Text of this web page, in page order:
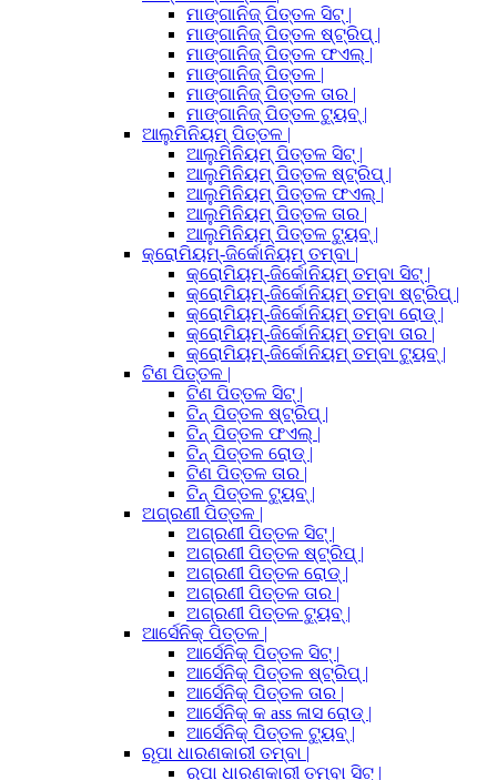
ମାଙ୍ଗାନିଜ୍ ପିତ୍ତଳ ସିଟ୍ |
ମାଙ୍ଗାନିଜ୍ ପିତ୍ତଳ ଷ୍ଟ୍ରିପ୍ |
ମାଙ୍ଗାନିଜ୍ ପିତ୍ତଳ ଫଏଲ୍ |
ମାଙ୍ଗାନିଜ୍ ପିତ୍ତଳ |
ମାଙ୍ଗାନିଜ୍ ପିତ୍ତଳ ତାର |
ମାଙ୍ଗାନିଜ୍ ପିତ୍ତଳ ଟ୍ୟୁବ୍ |
ଆଲୁମିନିୟମ୍ ପିତ୍ତଳ |
ଆଲୁମିନିୟମ୍ ପିତ୍ତଳ ସିଟ୍ |
ଆଲୁମିନିୟମ୍ ପିତ୍ତଳ ଷ୍ଟ୍ରିପ୍ |
ଆଲୁମିନିୟମ୍ ପିତ୍ତଳ ଫଏଲ୍ |
ଆଲୁମିନିୟମ୍ ପିତ୍ତଳ ତାର |
ଆଲୁମିନିୟମ୍ ପିତ୍ତଳ ଟ୍ୟୁବ୍ |
କ୍ରୋମିୟମ୍-ଜିର୍କୋନିୟମ୍ ତମ୍ବା |
କ୍ରୋମିୟମ୍-ଜିର୍କୋନିୟମ୍ ତମ୍ବା ସିଟ୍ |
କ୍ରୋମିୟମ୍-ଜିର୍କୋନିୟମ୍ ତମ୍ବା ଷ୍ଟ୍ରିପ୍ |
କ୍ରୋମିୟମ୍-ଜିର୍କୋନିୟମ୍ ତମ୍ବା ରୋଡ୍ |
କ୍ରୋମିୟମ୍-ଜିର୍କୋନିୟମ୍ ତମ୍ବା ତାର |
କ୍ରୋମିୟମ୍-ଜିର୍କୋନିୟମ୍ ତମ୍ବା ଟ୍ୟୁବ୍ |
ଟିଣ ପିତ୍ତଳ |
ଟିଣ ପିତ୍ତଳ ସିଟ୍ |
ଟିନ୍ ପିତ୍ତଳ ଷ୍ଟ୍ରିପ୍ |
ଟିନ୍ ପିତ୍ତଳ ଫଏଲ୍ |
ଟିନ୍ ପିତ୍ତଳ ରୋଡ୍ |
ଟିଣ ପିତ୍ତଳ ତାର |
ଟିନ୍ ପିତ୍ତଳ ଟ୍ୟୁବ୍ |
ଅଗ୍ରଣୀ ପିତ୍ତଳ |
ଅଗ୍ରଣୀ ପିତ୍ତଳ ସିଟ୍ |
ଅଗ୍ରଣୀ ପିତ୍ତଳ ଷ୍ଟ୍ରିପ୍ |
ଅଗ୍ରଣୀ ପିତ୍ତଳ ରୋଡ୍ |
ଅଗ୍ରଣୀ ପିତ୍ତଳ ତାର |
ଅଗ୍ରଣୀ ପିତ୍ତଳ ଟ୍ୟୁବ୍ |
ଆର୍ସେନିକ୍ ପିତ୍ତଳ |
ଆର୍ସେନିକ୍ ପିତ୍ତଳ ସିଟ୍ |
ଆର୍ସେନିକ୍ ପିତ୍ତଳ ଷ୍ଟ୍ରିପ୍ |
ଆର୍ସେନିକ୍ ପିତ୍ତଳ ତାର |
ଆର୍ସେନିକ୍ କ ass ଳାସ ରୋଡ୍ |
ଆର୍ସେନିକ୍ ପିତ୍ତଳ ଟ୍ୟୁବ୍ |
ରୂପା ଧାରଣକାରୀ ତମ୍ବା |
ରୂପା ଧାରଣକାରୀ ତମ୍ବା ସିଟ୍ |